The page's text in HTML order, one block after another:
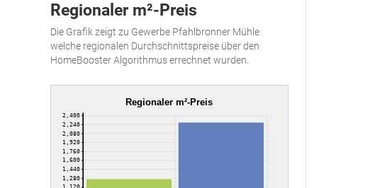
Regionaler m²-Preis
Die Grafik zeigt zu Gewerbe Pfahlbronner Mühle
welche regionalen Durchschnittspreise über den
HomeBooster Algorithmus errechnet wurden.
Regionaler m²-Preis
1,280
1,440
1,600
1,760
1,920
2,080
2,240
2,400